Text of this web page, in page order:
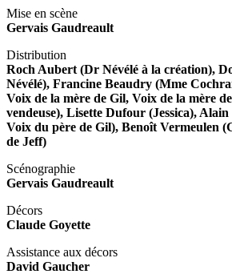
Mise en scène
Gervais Gaudreault
Distribution
Roch Aubert (Dr Névélé à la création),
Névélé), Francine Beaudry (Mme
Voix de la mère de Gil, Voix de la mère
vendeuse), Lisette Dufour (Jessica),
Voix du père de Gil), Benoît Vermeulen
de Jeff)
Scénographie
Gervais Gaudreault
Décors
Claude Goyette
Assistance aux décors
David Gaucher